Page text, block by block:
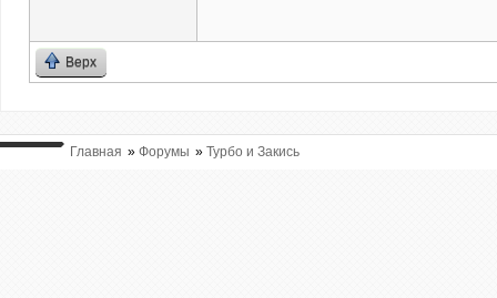
Верх
Главная » Форумы » Турбо и Закись